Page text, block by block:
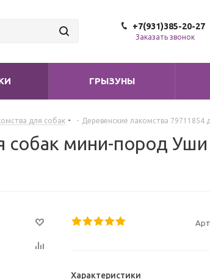
+7(931)385-20-27
Заказать звонок
ГРЫЗУНЫ
для собак - Деревенские лакомства
собак мини-пород
Характеристики